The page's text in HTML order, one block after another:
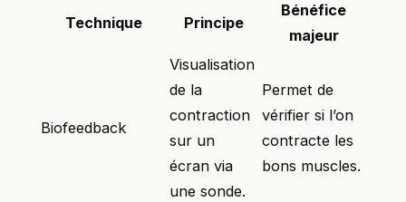
Technique Principe
Bénéfice
majeur
Biofeedback
Visualisation
de la
contraction
sur un
écran via
une sonde.
Permet de
vérifier si l’on
contracte les
bons muscles.